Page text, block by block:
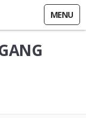
MENU